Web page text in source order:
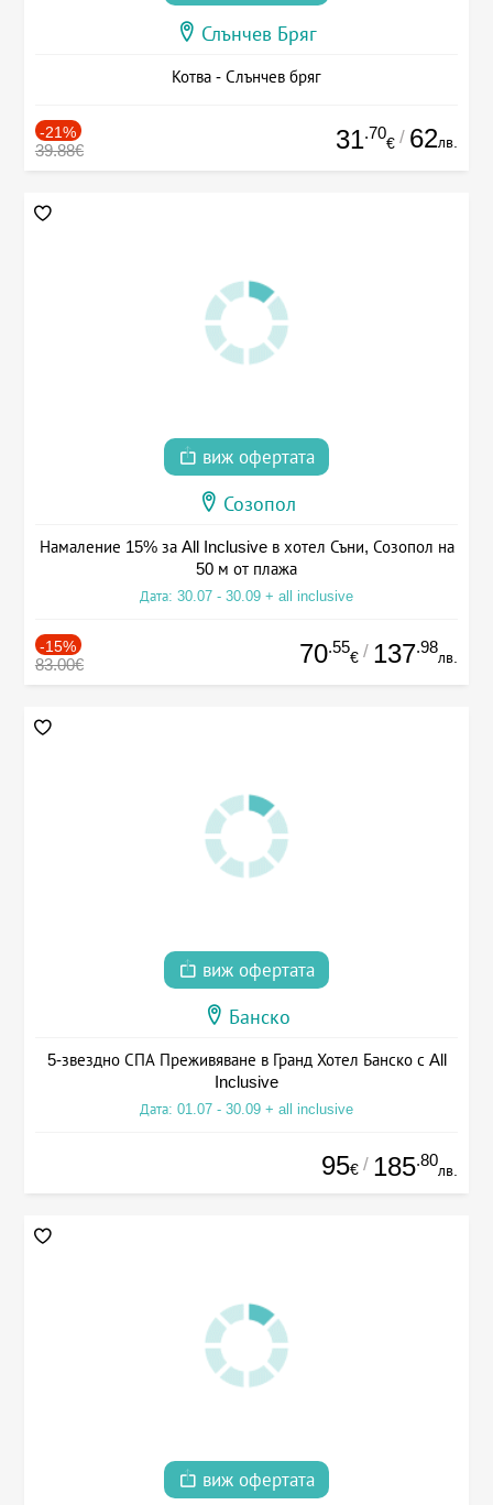
Слънчев Бряг
Котва - Слънчев бряг
-21%
39.88€ 31.70
€ / 62лв.
виж офертата
Созопол
Намаление 15% за All Inclusive в хотел Съни, Созопол на
50 м от плажа
Дата: 30.07 - 30.09 + all inclusive
-15%
83.00€ 70.55
€ / 137.98
лв.
виж офертата
Банско
5-звездно СПА Преживяване в Гранд Хотел Банско с All
Inclusive
Дата: 01.07 - 30.09 + all inclusive
95€ / 185.80
лв.
виж офертата